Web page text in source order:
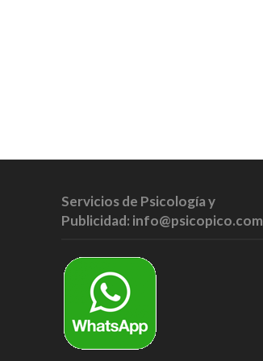
Servicios de Psicología y
Publicidad: info@psicopico.com